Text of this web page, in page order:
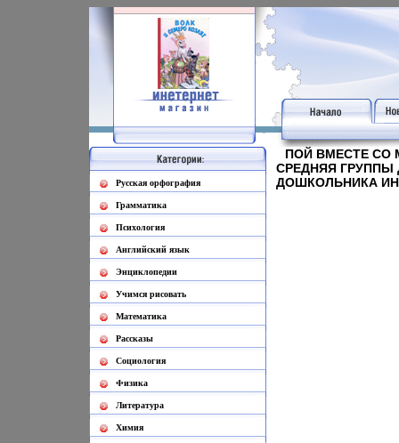
Русская орфография
Грамматика
Психология
Английский язык
Энциклопедии
Учимся рисовать
Математика
Рассказы
Социология
Физика
Литература
Химия
ПОЙ ВМЕСТЕ СО
СРЕДНЯЯ ГРУППЫ
ДОШКОЛЬНИКА